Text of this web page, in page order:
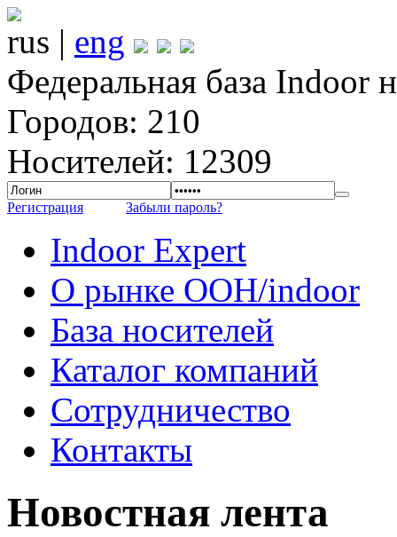
rus | eng
Федеральная база Indoor
Городов: 210
Носителей: 12309
Регистрация Забыли пароль?
Indoor Expert
О рынке OOH/indoor
База носителей
Каталог компаний
Сотрудничество
Контакты
Новостная лента